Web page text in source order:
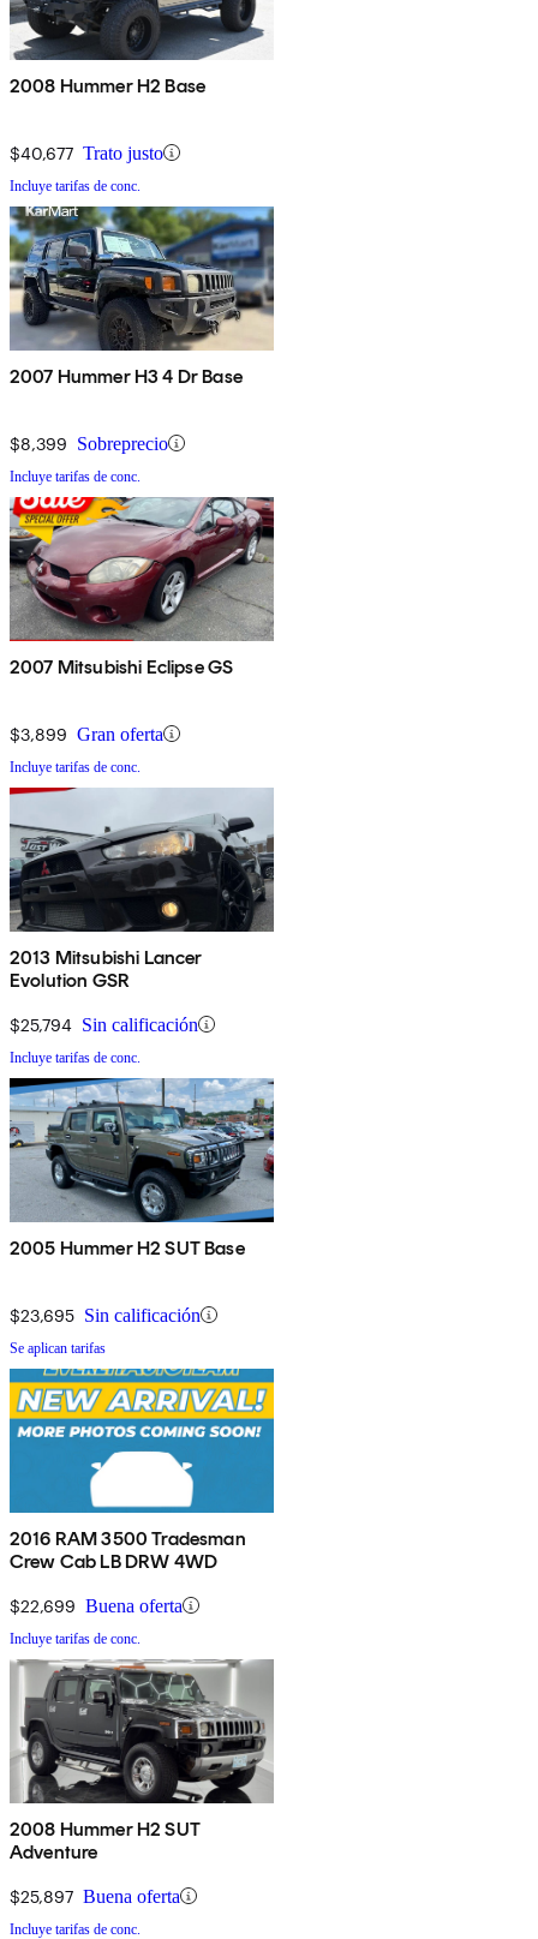
2008 Hummer H2 Base
$40,677 Trato justo
Incluye tarifas de conc.
2007 Hummer H3 4 Dr Base
$8,399 Sobreprecio
Incluye tarifas de conc.
2007 Mitsubishi Eclipse GS
$3,899 Gran oferta
Incluye tarifas de conc.
2013 Mitsubishi Lancer
Evolution GSR
$25,794 Sin calificación
Incluye tarifas de conc.
2005 Hummer H2 SUT Base
$23,695 Sin calificación
Se aplican tarifas
2016 RAM 3500 Tradesman
Crew Cab LB DRW 4WD
$22,699 Buena oferta
Incluye tarifas de conc.
2008 Hummer H2 SUT
Adventure
$25,897 Buena oferta
Incluye tarifas de conc.